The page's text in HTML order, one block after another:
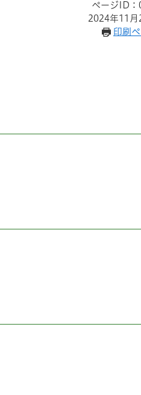
ページID
2024年11月
印刷